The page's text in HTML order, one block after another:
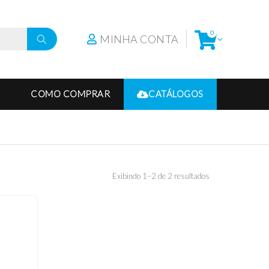
MINHA CONTA 0
COMO COMPRAR CATÁLOGOS
Exibindo 1–2 de 2 resultados